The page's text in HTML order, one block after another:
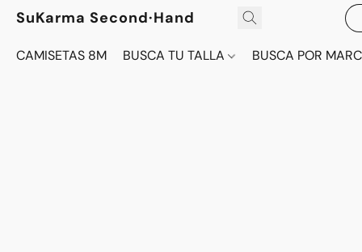
SuKarma Second·Hand
CAMISETAS 8M BUSCA TU TALLA BUSCA POR